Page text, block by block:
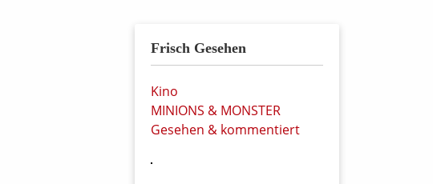
Frisch Gesehen
Kino
MINIONS & MONSTER
Gesehen & kommentiert